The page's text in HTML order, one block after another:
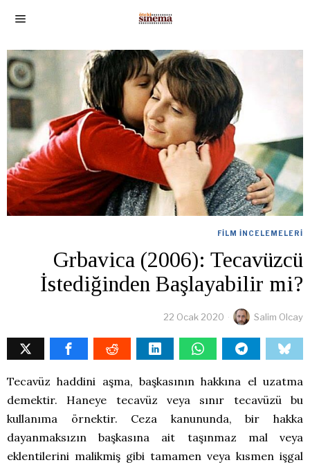
FILM İNCELEMELERI
Grbavica (2006): Tecavüzcü
İstediğinden Başlayabilir mi?
22 Ocak 2020 Salim Olcay
Tecavüz haddini aşma, başkasının hakkına el uzatma
demektir. Haneye tecavüz veya sınır tecavüzü bu
kullanıma örnektir. Ceza kanununda, bir hakka
dayanmaksızın başkasına ait taşınmaz mal veya
eklentilerini malikmiş gibi tamamen veya kısmen işgal